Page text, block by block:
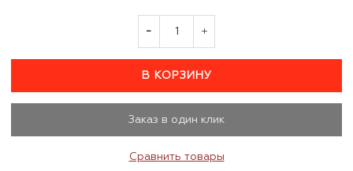
В КОРЗИНУ
Заказ в один клик
Сравнить товары